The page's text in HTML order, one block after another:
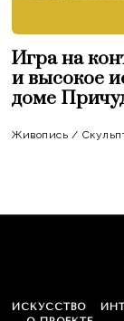
Игра на
и высокое
доме
Живопись /
ИСКУССТВО